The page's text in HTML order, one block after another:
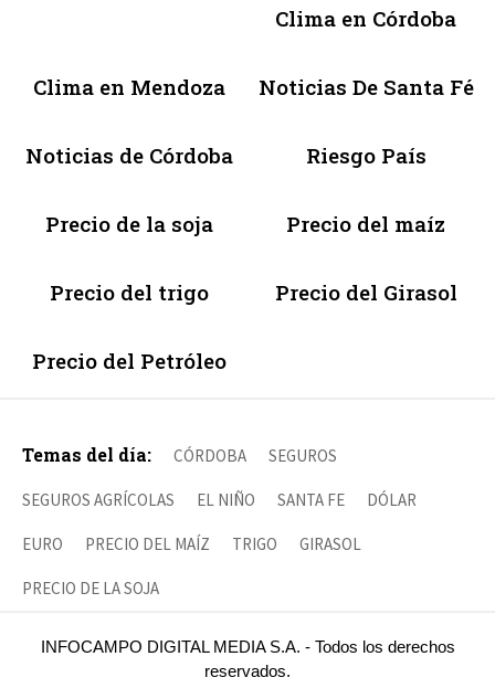
Clima en Córdoba
Clima en Mendoza Noticias De Santa Fé
Noticias de Córdoba Riesgo País
Precio de la soja Precio del maíz
Precio del trigo Precio del Girasol
Precio del Petróleo
Temas del día: CÓRDOBA SEGUROS
SEGUROS AGRÍCOLAS EL NIÑO SANTA FE DÓLAR
EURO PRECIO DEL MAÍZ TRIGO GIRASOL
PRECIO DE LA SOJA
INFOCAMPO DIGITAL MEDIA S.A. - Todos los derechos
reservados.